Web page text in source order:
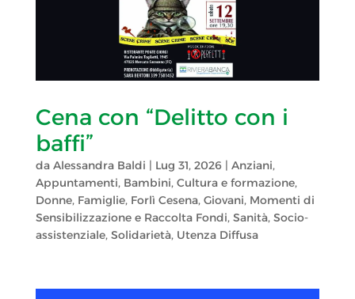
Cena con “Delitto con i
baffi”
da Alessandra Baldi | Lug 31, 2026| Anziani,
Appuntamenti, Bambini, Cultura e formazione,
Donne, Famiglie, Forlì Cesena, Giovani, Momenti di
Sensibilizzazione e Raccolta Fondi, Sanità, Socio-
assistenziale, Solidarietà, Utenza Diffusa